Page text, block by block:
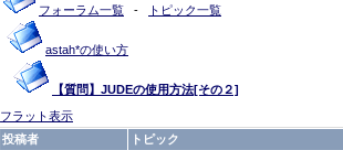
フォーラム一覧 - トピック一覧
astah*の使い方
【質問】JUDEの使用方法[その２]
フラット表示
投稿者
トピック